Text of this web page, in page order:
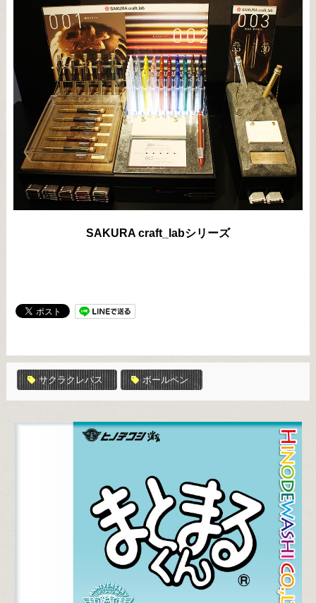
SAKURA craft_labシリーズ
サクラクレパス ボールペン